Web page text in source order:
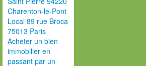
Charenton-le-Pont
Local 89 rue Broca
75013 Paris
Acheter un bien
immobilier en
passant par un